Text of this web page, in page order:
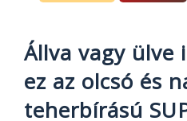
Állva vagy ülve
ez az olcsó és
teherbírású